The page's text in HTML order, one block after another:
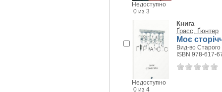
Недоступно
0 из 3
Недоступно
0 из 4
Книга
Ґрасс, Ґюнтер
Моє
Вид-во Старого
ISBN 978-617-